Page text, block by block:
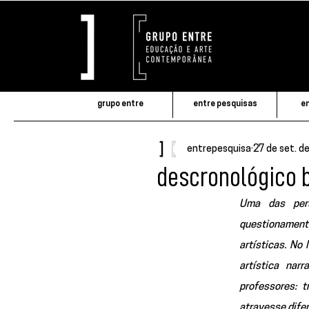
grupo entre entre pesquisas
descronológico
entrepesquisa 27 de set.
Uma das
artísticas. No
artística
professores: